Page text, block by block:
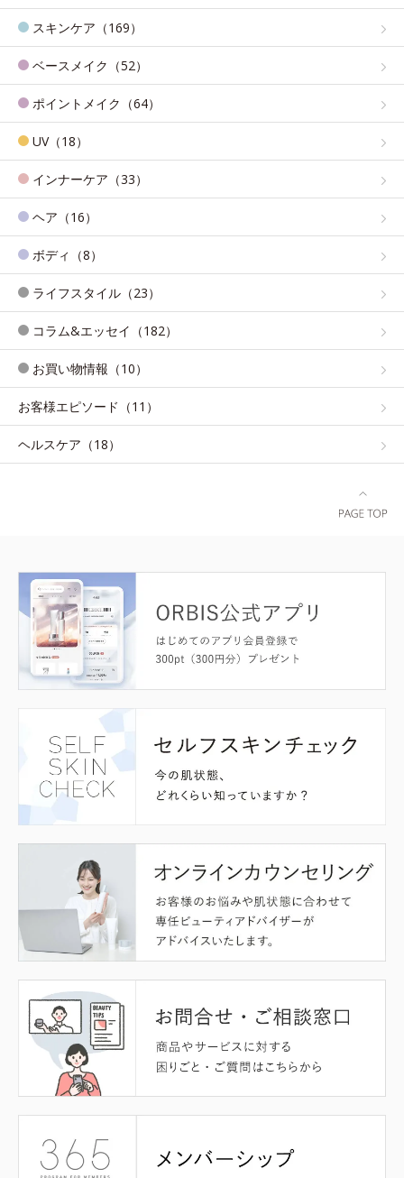
スキンケア（169）
ベースメイク（52）
ポイントメイク（64）
UV（18）
インナーケア（33）
ヘア（16）
ボディ（8）
ライフスタイル（23）
コラム&エッセイ（182）
お買い物情報（10）
お客様エピソード（11）
ヘルスケア（18）